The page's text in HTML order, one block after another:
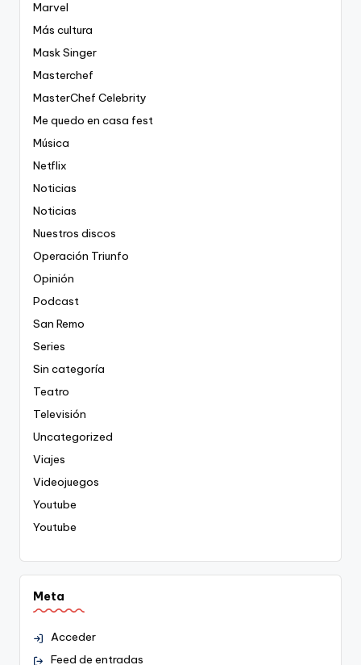
Marvel
Más cultura
Mask Singer
Masterchef
MasterChef Celebrity
Me quedo en casa fest
Música
Netflix
Noticias
Noticias
Nuestros discos
Operación Triunfo
Opinión
Podcast
San Remo
Series
Sin categoría
Teatro
Televisión
Uncategorized
Viajes
Videojuegos
Youtube
Youtube
Meta
Acceder
Feed de entradas